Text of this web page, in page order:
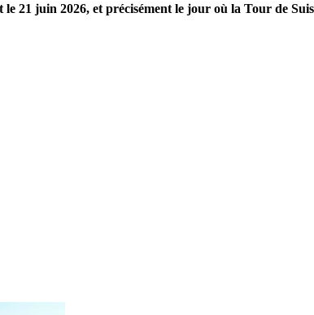
juin 2026, et précisément le jour où la Tour de